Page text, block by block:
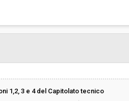
1,2, 3 e 4 del Capitolato tecnico